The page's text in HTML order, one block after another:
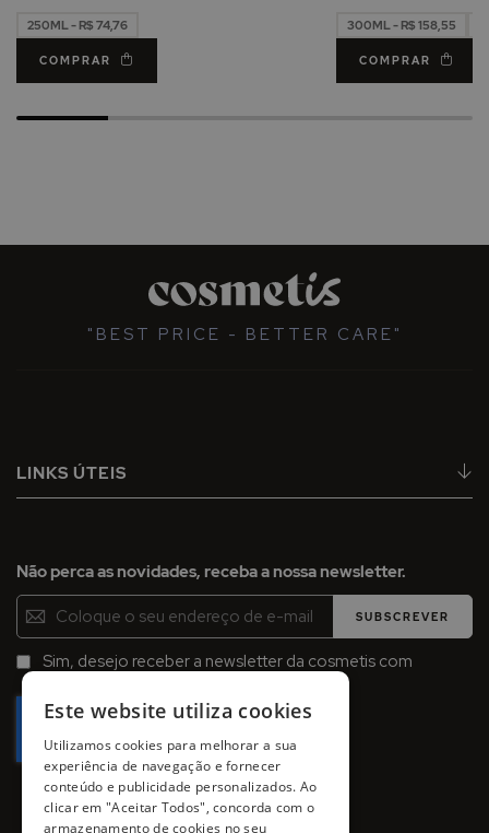
250ML - R$ 74,76
COMPRAR
300ML - R$ 158,55
COMPRAR
"BEST PRICE - BETTER CARE"
LINKS ÚTEIS
Não perca as novidades, receba a nossa newsletter.
Inscreva-
se
na
Newsletter:
SUBSCREVER
Sim, desejo receber a newsletter da cosmetis com
Este website utiliza cookies
Utilizamos cookies para melhorar a sua
experiência de navegação e fornecer
conteúdo e publicidade personalizados. Ao
clicar em "Aceitar Todos", concorda com o
armazenamento de cookies no seu